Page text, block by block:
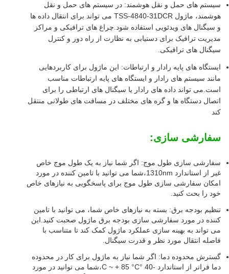
سیستم های حمل و نقل هوشمند: در سیستم های حمل و نقل
هوشمند، ماژول TSS-4840-31DCR می تواند برای انتقال داده ها
و سیگنال های ویدئویی استفاده شود.چراغ های ترافیکی و مراکز
مدیریت ترافیک برای دستیابی به نظارت از راه دور و کنترل
سیگنال های ترافیکی.
ایستگاه های پایه رادار و ارتباطات: این ماژول برای کاربردهایی
مانند سیستم های رادار و ایستگاه های پایه ارتباطات مناسب
است.می تواند داده های رادار یا سیگنال های ارتباطی را برای
اتصال دستگاه ها و گره های مختلف در مسافت های طولانی منتقل
کند
سفارشی سازی:
سفارشی سازی طول موج: اگر شما نیاز به یک طول موج خاص
غیر از استاندارد 1310nm،شما می توانید با تامین کننده در مورد
امکان سفارشی سازی طول موج برای پاسخگویی به نیازهای خاص
خود را بحث کنید.
تنظیم بودجه برق: بسته به نیازهای خاص شما، می توانید با تامین
کننده در مورد سفارشی سازی بودجه برق ماژول صحبت کنید.این
می تواند به بهینه سازی عملکرد ماژول کمک کند تا متناسب با
فاصله انتقال مورد نظر و قدرت سیگنال.
گسترش محدوده دما: اگر شما نیاز به ماژول برای کار در محدوده
دما فراتر از استاندارد -40 °C ~ + 85 °C،شما می توانید در مورد